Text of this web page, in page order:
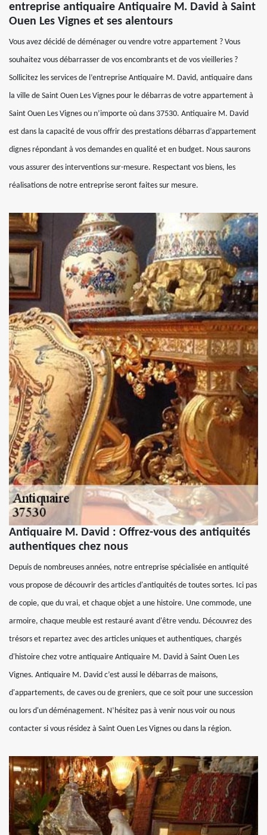
entreprise antiquaire Antiquaire M. David à Saint
Ouen Les Vignes et ses alentours
Vous avez décidé de déménager ou vendre votre appartement ? Vous
souhaitez vous débarrasser de vos encombrants et de vos vieilleries ?
Sollicitez les services de l’entreprise Antiquaire M. David, antiquaire dans
la ville de Saint Ouen Les Vignes pour le débarras de votre appartement à
Saint Ouen Les Vignes ou n’importe où dans 37530. Antiquaire M. David
est dans la capacité de vous offrir des prestations débarras d’appartement
dignes répondant à vos demandes en qualité et en budget. Nous saurons
vous assurer des interventions sur-mesure. Respectant vos biens, les
réalisations de notre entreprise seront faites sur mesure.
Antiquaire M. David : Offrez-vous des antiquités
authentiques chez nous
Depuis de nombreuses années, notre entreprise spécialisée en antiquité
vous propose de découvrir des articles d'antiquités de toutes sortes. Ici pas
de copie, que du vrai, et chaque objet a une histoire. Une commode, une
armoire, chaque meuble est restauré avant d'être vendu. Découvrez des
trésors et repartez avec des articles uniques et authentiques, chargés
d'histoire chez votre antiquaire Antiquaire M. David à Saint Ouen Les
Vignes. Antiquaire M. David c’est aussi le débarras de maisons,
d'appartements, de caves ou de greniers, que ce soit pour une succession
ou lors d'un déménagement. N’hésitez pas à venir nous voir ou nous
contacter si vous résidez à Saint Ouen Les Vignes ou dans la région.